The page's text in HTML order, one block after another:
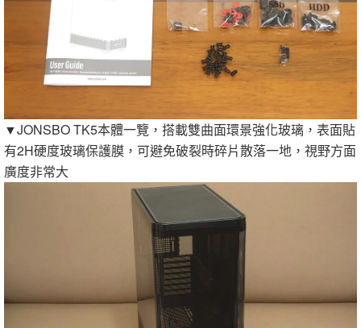
▼JONSBO TK5本體一覽，搭載雙曲面環景強化玻璃，表面貼
有2H硬度玻璃保護膜，可避免破裂時碎片散落一地，視野方面
廣度非常大